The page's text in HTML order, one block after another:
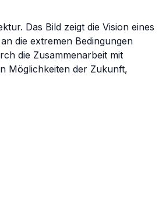
Das Bild zeigt die Vision eines
die extremen Bedingungen
die Zusammenarbeit mit
Möglichkeiten der Zukunft,